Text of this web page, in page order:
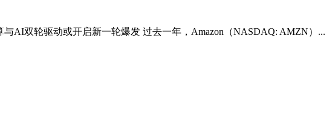
AI双轮驱动或开启新一轮爆发 过去一年，Amazon（NASDAQ: AMZN）...